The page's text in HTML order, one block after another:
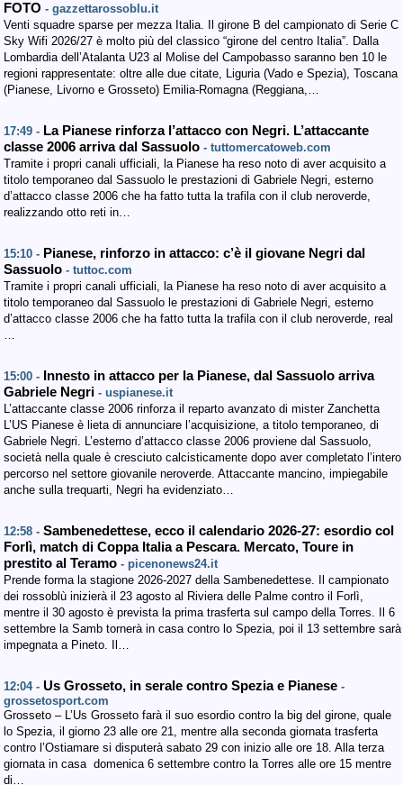
FOTO - gazzettarossoblu.it
Venti squadre sparse per mezza Italia. Il girone B del campionato di Serie C
Sky Wifi 2026/27 è molto più del classico “girone del centro Italia”. Dalla
Lombardia dell’Atalanta U23 al Molise del Campobasso saranno ben 10 le
regioni rappresentate: oltre alle due citate, Liguria (Vado e Spezia), Toscana
(Pianese, Livorno e Grosseto) Emilia-Romagna (Reggiana,…
17:49 - La Pianese rinforza l’attacco con Negri. L’attaccante
classe 2006 arriva dal Sassuolo - tuttomercatoweb.com
Tramite i propri canali ufficiali, la Pianese ha reso noto di aver acquisito a
titolo temporaneo dal Sassuolo le prestazioni di Gabriele Negri, esterno
d’attacco classe 2006 che ha fatto tutta la trafila con il club neroverde,
realizzando otto reti in…
15:10 - Pianese, rinforzo in attacco: c’è il giovane Negri dal
Sassuolo - tuttoc.com
Tramite i propri canali ufficiali, la Pianese ha reso noto di aver acquisito a
titolo temporaneo dal Sassuolo le prestazioni di Gabriele Negri, esterno
d’attacco classe 2006 che ha fatto tutta la trafila con il club neroverde, real
…
15:00 - Innesto in attacco per la Pianese, dal Sassuolo arriva
Gabriele Negri - uspianese.it
L’attaccante classe 2006 rinforza il reparto avanzato di mister Zanchetta
L’US Pianese è lieta di annunciare l’acquisizione, a titolo temporaneo, di
Gabriele Negri. L’esterno d’attacco classe 2006 proviene dal Sassuolo,
società nella quale è cresciuto calcisticamente dopo aver completato l’intero
percorso nel settore giovanile neroverde. Attaccante mancino, impiegabile
anche sulla trequarti, Negri ha evidenziato…
12:58 - Sambenedettese, ecco il calendario 2026-27: esordio col
Forlì, match di Coppa Italia a Pescara. Mercato, Toure in
prestito al Teramo - picenonews24.it
Prende forma la stagione 2026-2027 della Sambenedettese. Il campionato
dei rossoblù inizierà il 23 agosto al Riviera delle Palme contro il Forlì,
mentre il 30 agosto è prevista la prima trasferta sul campo della Torres. Il 6
settembre la Samb tornerà in casa contro lo Spezia, poi il 13 settembre sarà
impegnata a Pineto. Il…
12:04 - Us Grosseto, in serale contro Spezia e Pianese -
grossetosport.com
Grosseto – L’Us Grosseto farà il suo esordio contro la big del girone, quale
lo Spezia, il giorno 23 alle ore 21, mentre alla seconda giornata trasferta
contro l’Ostiamare si disputerà sabato 29 con inizio alle ore 18. Alla terza
giornata in casa domenica 6 settembre contro la Torres alle ore 15 mentre
di…